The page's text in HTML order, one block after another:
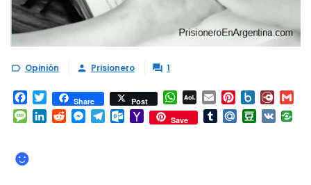
 Opinión  Prisionero  1
Facebook
TwitterShare Post WhatsApp
AOL
Mail
Email Pinterest
Box.net
Message
LinkedInRedditMessenger
TelegramOutlook.com
YahooSave TumblrMail.RuDouban
VK
☻